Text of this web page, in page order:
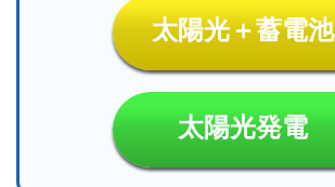
太陽光＋蓄電池
太陽光発電